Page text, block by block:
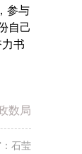
参与
自己
书
数局
石莹